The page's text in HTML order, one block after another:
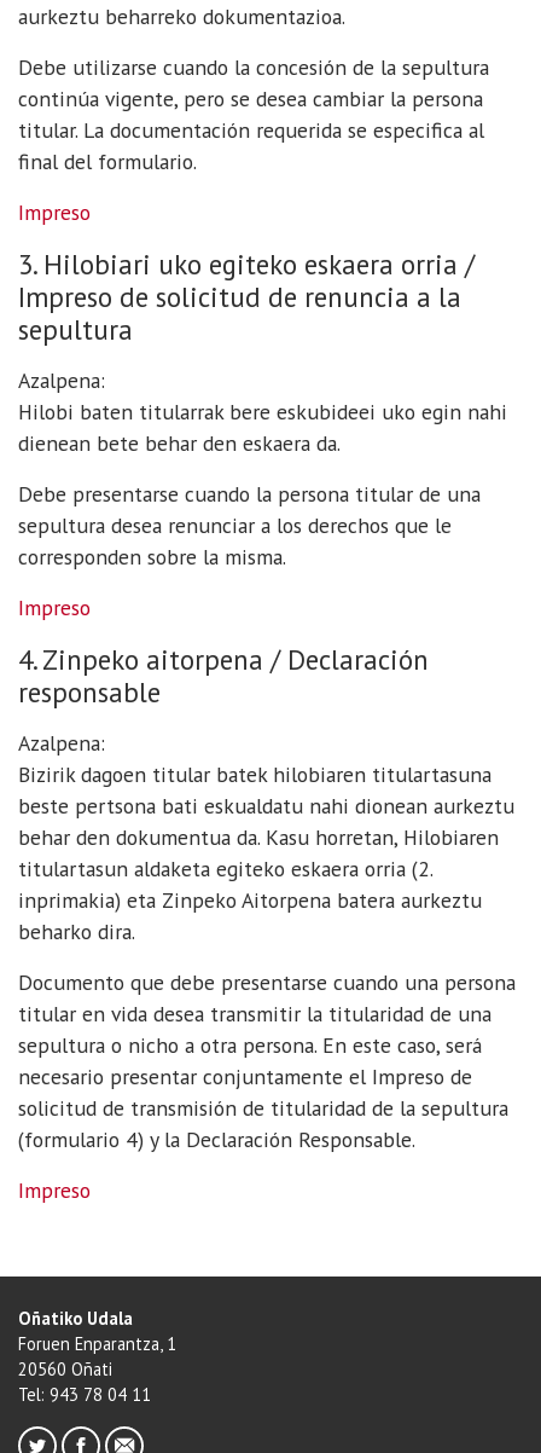
aurkeztu beharreko dokumentazioa.
Debe utilizarse cuando la concesión de la sepultura
continúa vigente, pero se desea cambiar la persona
titular. La documentación requerida se especifica al
final del formulario.
Impreso
3. Hilobiari uko egiteko eskaera orria /
Impreso de solicitud de renuncia a la
sepultura
Azalpena:
Hilobi baten titularrak bere eskubideei uko egin nahi
dienean bete behar den eskaera da.
Debe presentarse cuando la persona titular de una
sepultura desea renunciar a los derechos que le
corresponden sobre la misma.
Impreso
4. Zinpeko aitorpena / Declaración
responsable
Azalpena:
Bizirik dagoen titular batek hilobiaren titulartasuna
beste pertsona bati eskualdatu nahi dionean aurkeztu
behar den dokumentua da. Kasu horretan, Hilobiaren
titulartasun aldaketa egiteko eskaera orria (2.
inprimakia) eta Zinpeko Aitorpena batera aurkeztu
beharko dira.
Documento que debe presentarse cuando una persona
titular en vida desea transmitir la titularidad de una
sepultura o nicho a otra persona. En este caso, será
necesario presentar conjuntamente el Impreso de
solicitud de transmisión de titularidad de la sepultura
(formulario 4) y la Declaración Responsable.
Impreso
Oñatiko Udala
Foruen Enparantza, 1
20560 Oñati
Tel: 943 78 04 11